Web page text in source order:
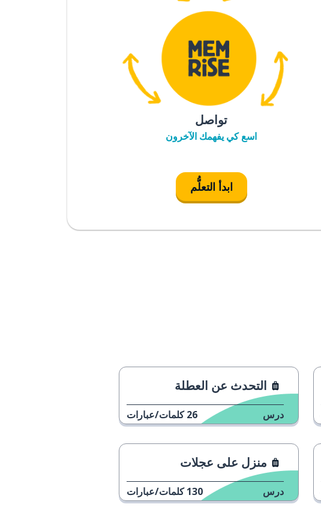
تواصل
اسع كي يفهمك الآخرون
ابدأ التعلُّم
التحدث عن العطلة
درس 26 كلمات/عبارات
منزل على عجلات
درس 130 كلمات/عبارات